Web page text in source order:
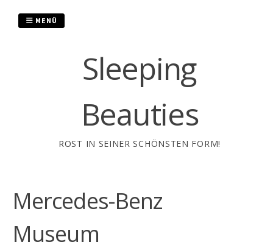
Sleeping
Beauties
ROST IN SEINER SCHÖNSTEN FORM!
MENÜ
Mercedes-Benz
Museum